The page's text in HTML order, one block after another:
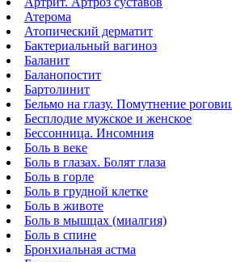
Атерома
Атопический дерматит
Бактериальный вагиноз
Баланит
Баланопостит
Бартолинит
Бельмо на глазу. Помутнение
Бесплодие мужское и женское
Бессонница. Инсомния
Боль в веке
Боль в глазах. Болят глаза
Боль в горле
Боль в грудной клетке
Боль в животе
Боль в мышцах (миалгия)
Боль в спине
Бронхиальная астма